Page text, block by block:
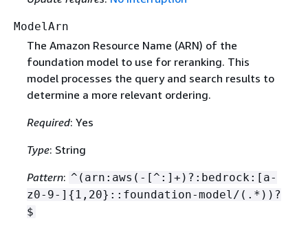
ModelArn
The Amazon Resource Name (ARN) of the
foundation model to use for reranking. This
model processes the query and search results to
determine a more relevant ordering.
Required: Yes
Type: String
Pattern: ^(arn:aws(-[^:]+)?:bedrock:[a-
z0-9-] { 1,20}::foundation-model/(.*))?
$